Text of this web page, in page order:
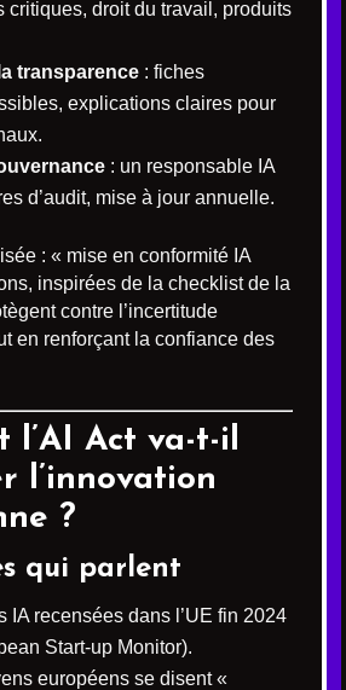
critiques, droit du travail, produits
transparence : fiches
explications claires pour
: un responsable IA
d’audit, mise à jour annuelle.
: « mise en conformité IA
inspirées de la checklist de la
contre l’incertitude
en renforçant la confiance des
l’AI Act va-t-il
l’innovation
?
qui parlent
IA recensées dans l’UE fin 2024
Start-up Monitor).
européens se disent «